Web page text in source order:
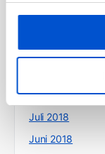
Dezember 2018
Oktober 2018
August 2018
Juli 2018
Juni 2018